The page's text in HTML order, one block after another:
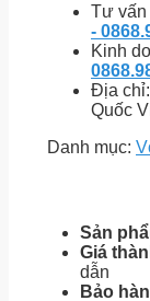
Tư vấn
-
Kinh
Địa
Quốc
Danh mục:
Sản
Giá
dẫn
Bảo